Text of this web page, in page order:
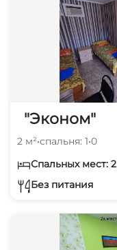
"Эконом"
2 м²•спальня: 1•0
Спальных мест: 2
Без питания